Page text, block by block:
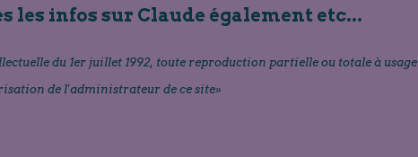
les infos sur Claude également etc...
du 1er juillet 1992, toute reproduction partielle ou totale à
de l'administrateur de ce site»